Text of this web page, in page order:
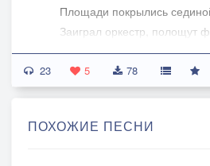
Площади покрылись
Заиграл оркестр, полощут
Всё в весеннем майском
Марш победный, митинг,
Отзовётся в дальних
23 5 78
ПОХОЖИЕ ПЕСНИ